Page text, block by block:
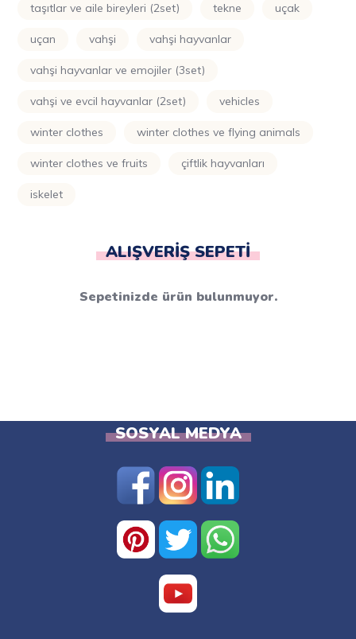
taşıtlar ve aile bireyleri (2set) tekne uçak
uçan vahşi vahşi hayvanlar
vahşi hayvanlar ve emojiler (3set)
vahşi ve evcil hayvanlar (2set) vehicles
winter clothes winter clothes ve flying animals
winter clothes ve fruits çiftlik hayvanları
i̇skelet
ALIŞVERIŞ SEPETI
Sepetinizde ürün bulunmuyor.
SOSYAL MEDYA